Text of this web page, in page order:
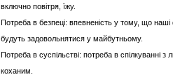
включно повітря, їжу.
Потреба в безпеці: впевненість у тому, що наші
будуть задовольнятися у майбутньому.
Потреба в суспільстві: потреба в спілкуванні
коханим.